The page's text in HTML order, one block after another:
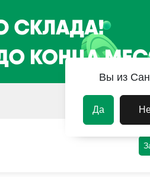
Вы из
Да